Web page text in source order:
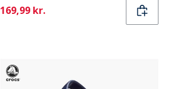
Current
169,99 kr.